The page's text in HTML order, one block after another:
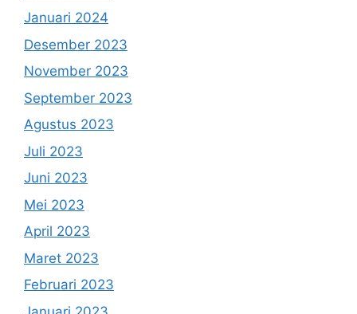
Januari 2024
Desember 2023
November 2023
September 2023
Agustus 2023
Juli 2023
Juni 2023
Mei 2023
April 2023
Maret 2023
Februari 2023